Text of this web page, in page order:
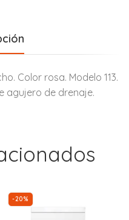
Color rosa. Modelo 113.
agujero de drenaje.
-20%